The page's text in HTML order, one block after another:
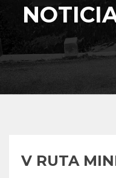
V RUTA